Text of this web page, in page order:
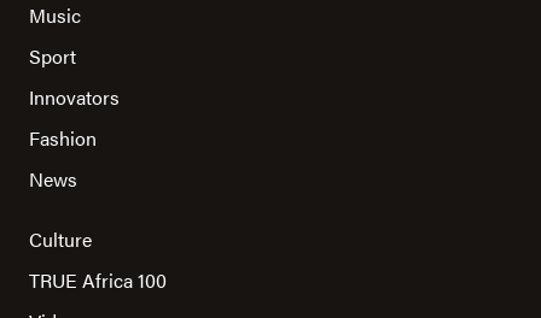
Music
Sport
Innovators
Fashion
News
Culture
TRUE Africa 100